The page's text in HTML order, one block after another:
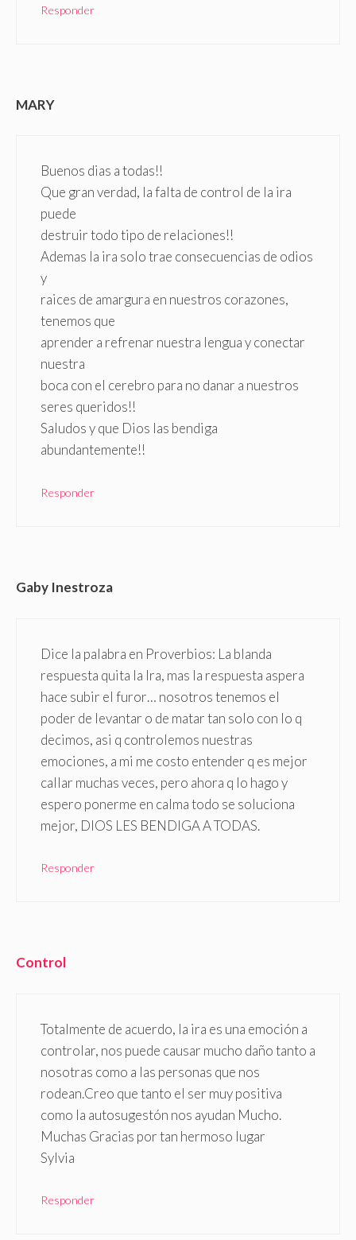
Responder
MARY
Buenos dias a todas!!
Que gran verdad, la falta de control de la ira
puede
destruir todo tipo de relaciones!!
Ademas la ira solo trae consecuencias de odios
y
raices de amargura en nuestros corazones,
tenemos que
aprender a refrenar nuestra lengua y conectar
nuestra
boca con el cerebro para no danar a nuestros
seres queridos!!
Saludos y que Dios las bendiga
abundantemente!!
Responder
Gaby Inestroza
Dice la palabra en Proverbios: La blanda
respuesta quita la Ira, mas la respuesta aspera
hace subir el furor… nosotros tenemos el
poder de levantar o de matar tan solo con lo q
decimos, asi q controlemos nuestras
emociones, a mi me costo entender q es mejor
callar muchas veces, pero ahora q lo hago y
espero ponerme en calma todo se soluciona
mejor, DIOS LES BENDIGA A TODAS.
Responder
Control
Totalmente de acuerdo, la ira es una emoción a
controlar, nos puede causar mucho daño tanto a
nosotras como a las personas que nos
rodean.Creo que tanto el ser muy positiva
como la autosugestón nos ayudan Mucho.
Muchas Gracias por tan hermoso lugar
Sylvia
Responder